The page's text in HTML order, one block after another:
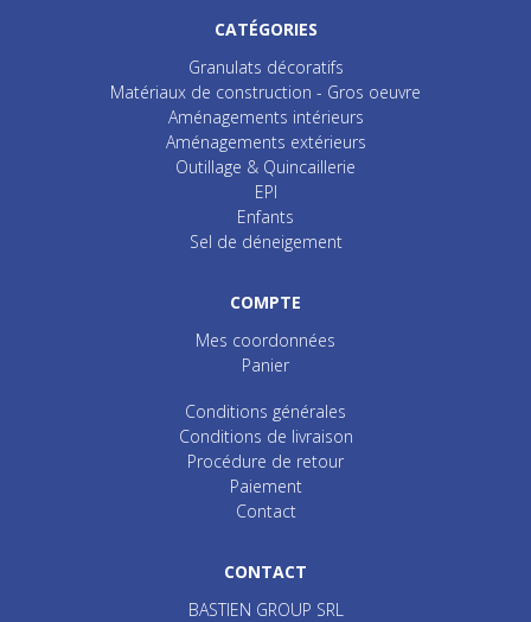
CATÉGORIES
Granulats décoratifs
Matériaux de construction - Gros oeuvre
Aménagements intérieurs
Aménagements extérieurs
Outillage & Quincaillerie
EPI
Enfants
Sel de déneigement
COMPTE
Mes coordonnées
Panier
Conditions générales
Conditions de livraison
Procédure de retour
Paiement
Contact
CONTACT
BASTIEN GROUP SRL